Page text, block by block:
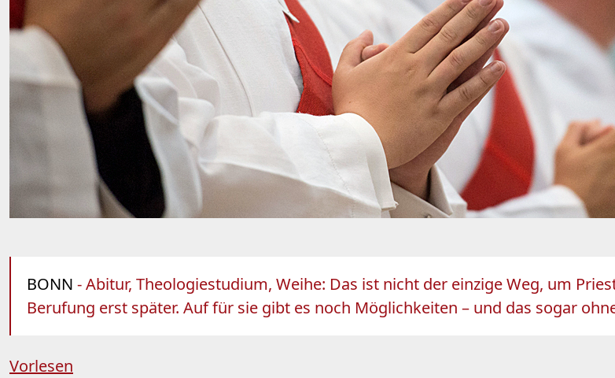
BONN - Abitur, Theologiestudium, Weihe: Das ist nicht der einzige Weg, um
Berufung erst später. Auf für sie gibt es noch Möglichkeiten – und das sogar
Vorlesen